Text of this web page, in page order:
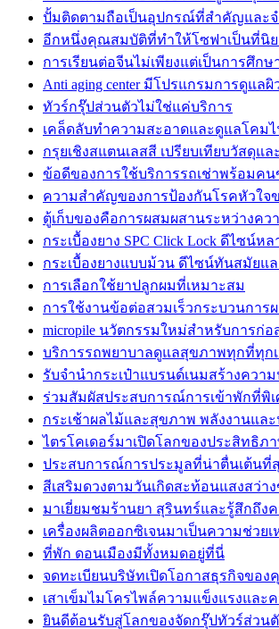
ปั้มติดตามถือเป็นอุปกรณ์ที่สำคัญและจ
อีกหนึ่งคุณสมบัติที่ทำให้โซฟาเป็นที่นิ
การเรียนต่อจีนไม่เพียงแต่เป็นการศึกษ
Anti aging center มีโปรแกรมการดูแลผิ
ทัวร์กรุ๊ปส่วนตัวไม่ใช่แค่บริการ
เคล็ดลับทำความสะอาดและดูแลโคม
กรุยเชิงสแตนเลสสี เปรียบเทียบวัสดุแ
ข้อดีของการใช้บริการรถเช่าพร้อมคน
ความสำคัญของการป้องกันโรคหัวใจ
ตู้เก็บของคือการผสมผสานระหว่างคว
กระเบื้องยาง SPC Click Lock ดีไซน์
กระเบื้องยางแบบม้วน ดีไซน์ทันสมัยแ
การเลือกใช้ยาปลูกผมที่เหมาะสม
การใช้งานข้อต่อสวมเร็วกระบวนการ
micropile นวัตกรรมใหม่สำหรับการ
บริการรถพยาบาลดูแลสุขภาพทุกที่ทุก
รับจำนำกระเป๋าแบรนด์เนมสร้างควา
ร่วมสัมผัสประสบการณ์การเข้าพักที่พิ
กระเช้าผลไม้และสุขภาพ พลังงานแล
ไตรโคเดอร์มาเปิดโลกของประสิทธิภ
ประสบการณ์การประมูลที่น่าตื่นเต้น
สีเสริมดวงตามวันเกิดสะท้อนแสงสว่
มาเยี่ยมชมร้านยา สุรินทร์และรู้สึกถึง
เครื่องผลิตออกซิเจนมาเป็นความช่วย
ที่พัก ดอนเมืองมีทั้งหมดอยู่ที่นี่
จดทะเบียนบริษัทเปิดโอกาสธุรกิจขอ
เสาเข็มไมโครไพล์ความแข็งแรงแล
ยินดีต้อนรับสู่โลกของจัดกรุ๊ปทัวร์ส่วน